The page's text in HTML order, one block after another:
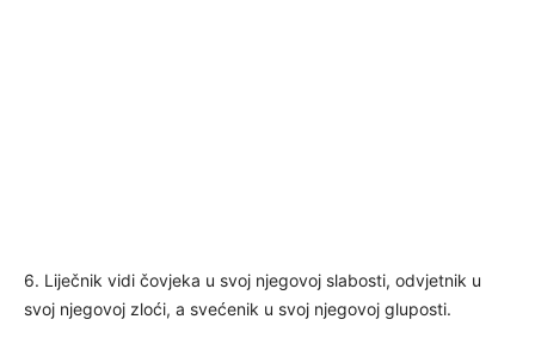
6. Liječnik vidi čovjeka u svoj njegovoj slabosti, odvjetnik u
svoj njegovoj zloći, a svećenik u svoj njegovoj gluposti.